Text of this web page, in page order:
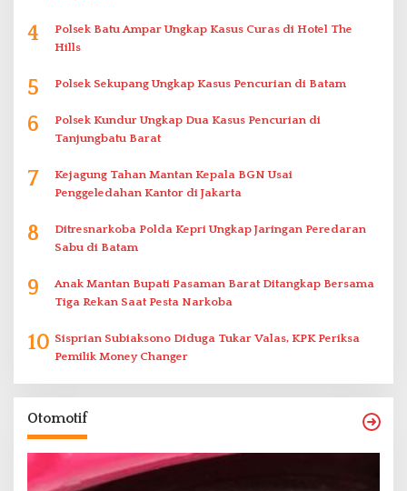
4
Polsek Batu Ampar Ungkap Kasus Curas di Hotel The
Hills
5 Polsek Sekupang Ungkap Kasus Pencurian di Batam
6
Polsek Kundur Ungkap Dua Kasus Pencurian di
Tanjungbatu Barat
7
Kejagung Tahan Mantan Kepala BGN Usai
Penggeledahan Kantor di Jakarta
8
Ditresnarkoba Polda Kepri Ungkap Jaringan Peredaran
Sabu di Batam
9
Anak Mantan Bupati Pasaman Barat Ditangkap Bersama
Tiga Rekan Saat Pesta Narkoba
10 Sisprian Subiaksono Diduga Tukar Valas, KPK Periksa
Pemilik Money Changer
Otomotif